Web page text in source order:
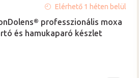
professzionális moxa
és hamukaparó készlet
Elérhető 1 héten belül